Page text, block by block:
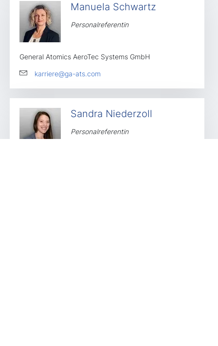
Manuela Schwartz
Personalreferentin
General Atomics AeroTec Systems GmbH
karriere@ga-ats.com
Sandra Niederzoll
Personalreferentin